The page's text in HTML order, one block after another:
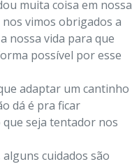
muita coisa em nossa
vimos obrigados a
nossa vida para que
possível por esse
adaptar um cantinho
dá é pra ficar
seja tentador nos
cuidados são